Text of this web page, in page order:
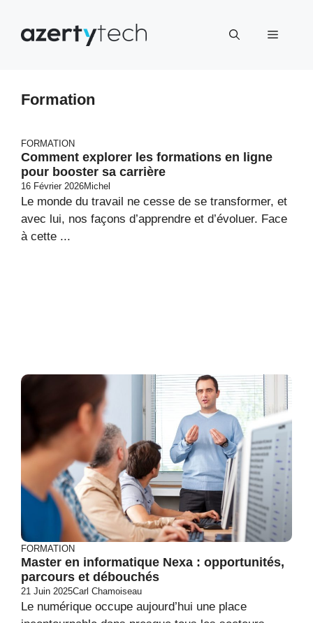
contenu
Menu
Formation
FORMATION
Comment explorer les formations en ligne
pour booster sa carrière
16 Février 2026Michel
Le monde du travail ne cesse de se transformer, et
avec lui, nos façons d’apprendre et d’évoluer. Face
à cette ...
FORMATION
Master en informatique Nexa : opportunités,
parcours et débouchés
21 Juin 2025Carl Chamoiseau
Le numérique occupe aujourd’hui une place